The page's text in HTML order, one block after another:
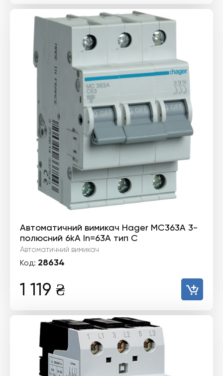
Автоматичний вимикач Hager MC363A 3-
полюсний 6kA In=63А тип C
Автоматичний вимикач
Код: 28634
1 119 ₴